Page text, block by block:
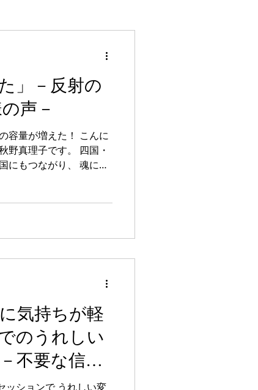
」－反射の
声－
容量が増えた！ こんに
野真理子です。 四国・
にもつながり、 魂に目
気持ちが軽
のうれしい
不要な信念
クライアン
ッションで うれしい変